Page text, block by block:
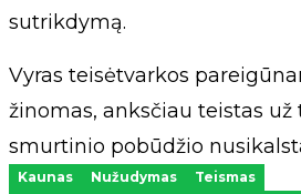
sutrikdymą.
Vyras teisėtvarkos
žinomas, anksčiau teistas
smurtinio pobūdžio
Kaunas Nužudymas
Teismas